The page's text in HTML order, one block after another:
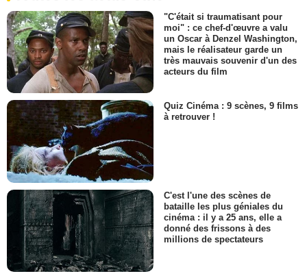
"C'était si traumatisant pour
moi" : ce chef-d'œuvre a valu
un Oscar à Denzel Washington,
mais le réalisateur garde un
très mauvais souvenir d'un des
acteurs du film
Quiz Cinéma : 9 scènes, 9 films
à retrouver !
C'est l'une des scènes de
bataille les plus géniales du
cinéma : il y a 25 ans, elle a
donné des frissons à des
millions de spectateurs